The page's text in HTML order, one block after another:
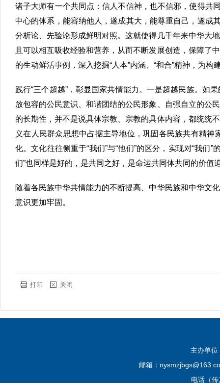
诸子大师有一个共同点：信人不信神，也不信邪，使得共
中心的体系，能容纳他人，遂成其大，能尊重自己，遂成
分析论、先验论形成鲜明对照。这就使得几千年来中华大
且可以相互吸收经验和营养，从而不断发展创造，保障了
的生动鲜活事例，深入挖掘“人本”内涵、“和合”精神，为
践行“三个超越”，彰显国家共情能力。一是超越民族。如
放包容的公民意识、和谐团结的公民形象、自强自立的公
的长期性，并不是说具体宗教、宗教的具体内容，都统统
义在人民群众思想中占据主导地位，巩固各民族共有精
化。文化往往侧重于“我们”与“他们”的区分，实现对“我们”
们”也同样是好的，是共同之好，是命运共同体共同的价值
随着各民族中华共情能力的不断提高、中华民族和中华文
意识更加牢固。
打印 关闭
主办单
邮箱：
电话（